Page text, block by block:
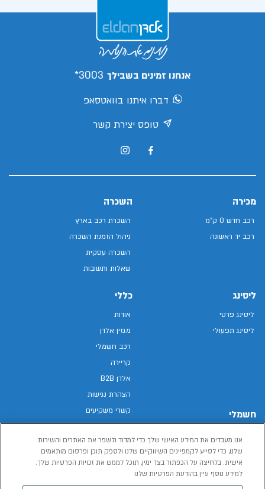
אנחנו זמינים בשבילך 3003*
דברו איתנו בוואטסאפ
טופס יצירת קשר
מכירה
רכב חדש 0 ק"מ
רכב יד ראשונה
השכרה
השכרת רכב בארץ
ניהול הזמנת השכרה
השכרה עסקית
שאלות ותשובות
ליסינג
ליסינג פרטי
ליסינג תפעולי
חשמלי
רכב חשמלי
הכל על רכב חשמלי
כללי
אודות
מגזין אלדן
רכב חשמלי
קריירה
אלדן B2B
הצהרת נגישות
קשרי משקיעים
מפת האתר
מדיניות פרטיות
תנאי שימוש
אנו מעבדים את המידע האישי שלך כדי למדוד ולשפר את האתרים והשירות
שלנו, כדי לסייע לקמפיינים השיווקיים שלנו ולספק תוכן ופרסום מותאמים
אישית. בלחיצה על הכפתור בצד ימין, תוכל לממש את זכויות הפרטיות שלך.
למידע נוסף עיין בהודעת הפרטיות שלנו